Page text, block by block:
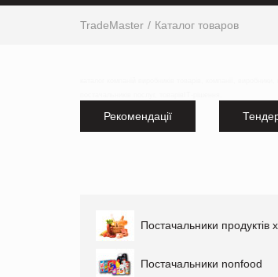
TradeMaster Каталог товаров
Рекомендації
Постачальники продуктів
Постачальники nonfood